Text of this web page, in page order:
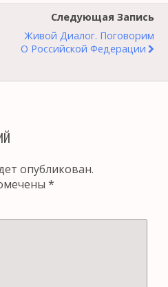
Следующая Запись
Живой Диалог. Поговорим
О Российской Федерации
опубликован.
*